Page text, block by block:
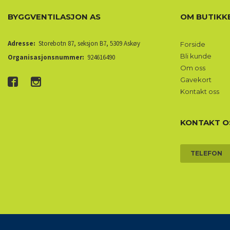
BYGGVENTILASJON AS
Adresse: Storebotn 87, seksjon B7, 5309 Askøy
Organisasjonsnummer: 924616490
OM
Forside
Bli kunde
Om oss
Gavekort
Kontakt oss
KONTAKT
TELEFON